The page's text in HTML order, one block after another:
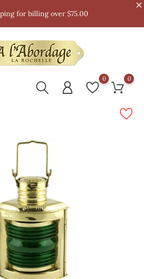
for billing over $75.00
0 0